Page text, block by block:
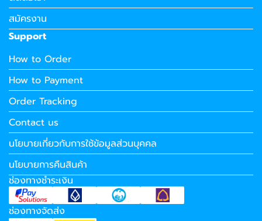
สมัครงาน
Support
How to Order
How to Payment
Order Tracking
Contact us
นโยบายเกี่ยวกับการใช้ข้อมูลส่วนบุคคล
นโยบายการคืนสินค้า
ช่องทางชำระเงิน
ช่องทางจัดส่ง